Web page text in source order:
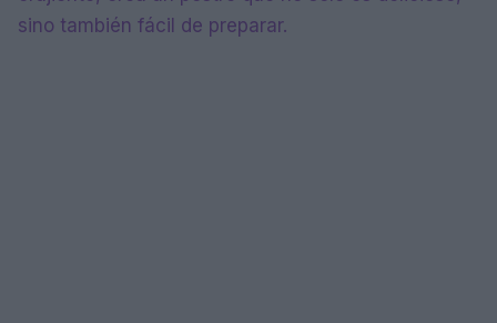
sino también fácil de preparar.